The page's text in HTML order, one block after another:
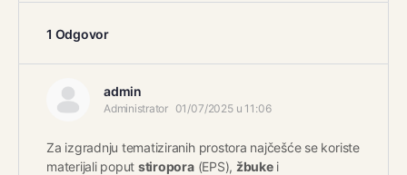
1 Odgovor
admin
Administrator 01/07/2025 u 11:06
Za izgradnju tematiziranih prostora najčešće se koriste
materijali poput stiropora(EPS), žbukei